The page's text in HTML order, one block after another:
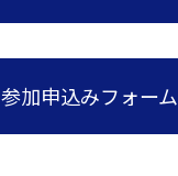
参加申込みフォーム